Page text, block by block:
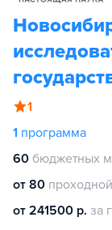
1
1 программа
60 бюджетных
от 80
от 241500 р. за